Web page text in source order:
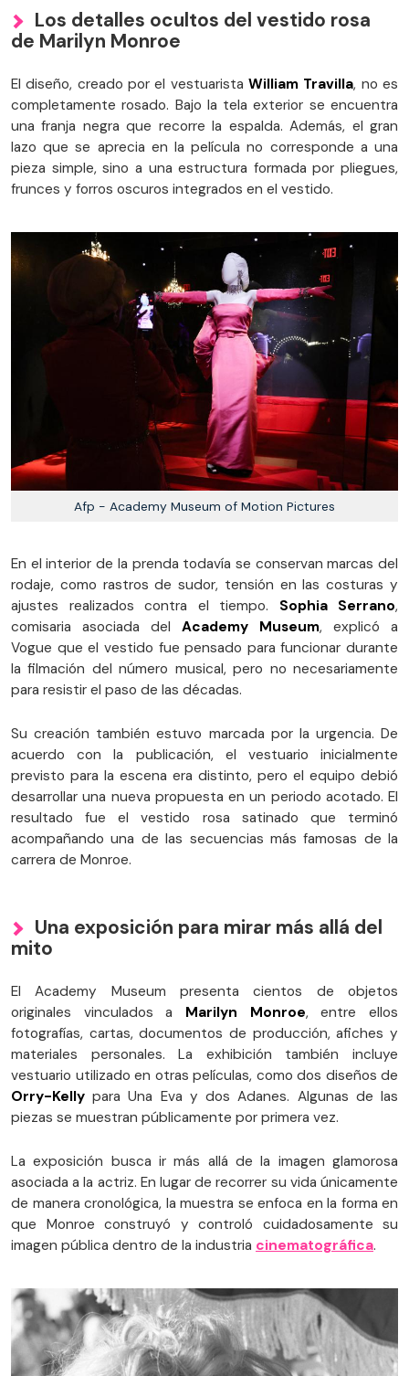
Los detalles ocultos del vestido rosa
de Marilyn Monroe
El diseño, creado por el vestuarista William Travilla, no es
completamente rosado. Bajo la tela exterior se encuentra
una franja negra que recorre la espalda. Además, el gran
lazo que se aprecia en la película no corresponde a una
pieza simple, sino a una estructura formada por pliegues,
frunces y forros oscuros integrados en el vestido.
Afp - Academy Museum of Motion Pictures
En el interior de la prenda todavía se conservan marcas del
rodaje, como rastros de sudor, tensión en las costuras y
ajustes realizados contra el tiempo. Sophia Serrano,
comisaria asociada del Academy Museum, explicó a
Vogue que el vestido fue pensado para funcionar durante
la filmación del número musical, pero no necesariamente
para resistir el paso de las décadas.
Su creación también estuvo marcada por la urgencia. De
acuerdo con la publicación, el vestuario inicialmente
previsto para la escena era distinto, pero el equipo debió
desarrollar una nueva propuesta en un periodo acotado. El
resultado fue el vestido rosa satinado que terminó
acompañando una de las secuencias más famosas de la
carrera de Monroe.
Una exposición para mirar más allá del
mito
El Academy Museum presenta cientos de objetos
originales vinculados a Marilyn Monroe, entre ellos
fotografías, cartas, documentos de producción, afiches y
materiales personales. La exhibición también incluye
vestuario utilizado en otras películas, como dos diseños de
Orry-Kelly para Una Eva y dos Adanes. Algunas de las
piezas se muestran públicamente por primera vez.
La exposición busca ir más allá de la imagen glamorosa
asociada a la actriz. En lugar de recorrer su vida únicamente
de manera cronológica, la muestra se enfoca en la forma en
que Monroe construyó y controló cuidadosamente su
imagen pública dentro de la industria cinematográfica.